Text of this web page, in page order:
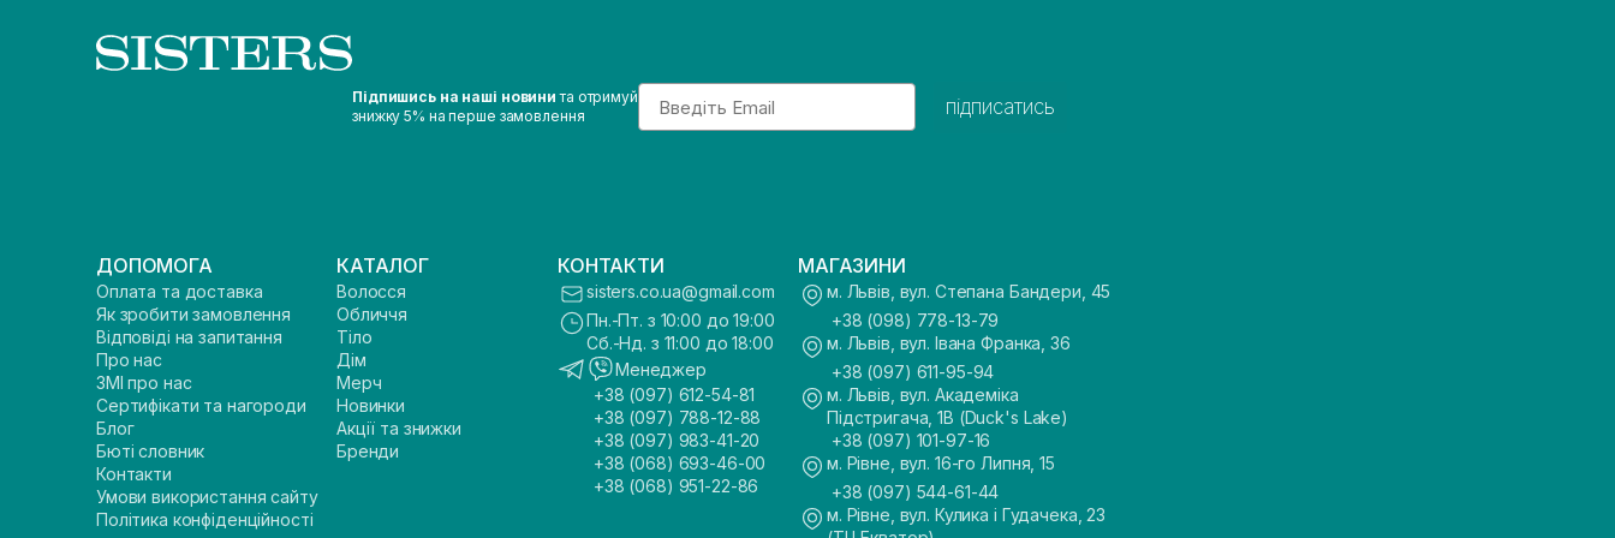
Підпишись на наші новини та отримуй
знижку 5% на перше замовлення
Email
підписатись
ДОПОМОГА
Оплата та доставка
Як зробити замовлення
Відповіді на запитання
Про нас
ЗМІ про нас
Сертифікати та нагороди
Блог
Бюті словник
Контакти
Умови використання сайту
Політика конфіденційності
КАТАЛОГ
Волосся
Обличчя
Тіло
Дім
Мерч
Новинки
Акції та знижки
Бренди
КОНТАКТИ
sisters.co.ua@gmail.com
Пн.-Пт. з 10:00 до 19:00
Сб.-Нд. з 11:00 до 18:00
Менеджер
+38 (097) 612-54-81
+38 (097) 788-12-88
+38 (097) 983-41-20
+38 (068) 693-46-00
+38 (068) 951-22-86
МАГАЗИНИ
м. Львів, вул. Степана Бандери, 45
+38 (098) 778-13-79
м. Львів, вул. Івана Франка, 36
+38 (097) 611-95-94
м. Львів, вул. Академіка
Підстригача, 1В (Duck's Lake)
+38 (097) 101-97-16
м. Рівне, вул. 16-го Липня, 15
+38 (097) 544-61-44
м. Рівне, вул. Кулика і Гудачека, 23